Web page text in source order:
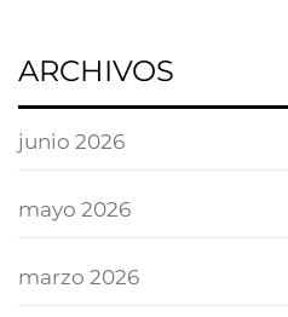
ARCHIVOS
junio 2026
mayo 2026
marzo 2026